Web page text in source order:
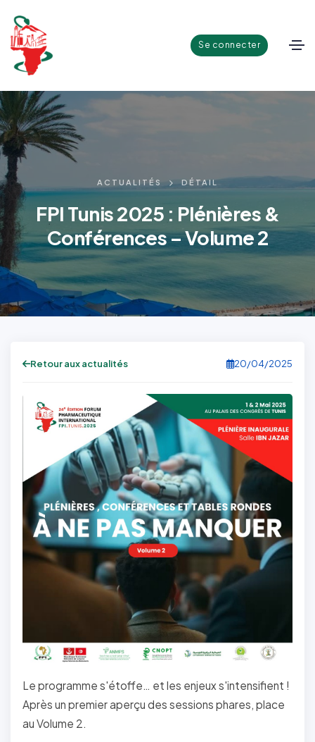
Se connecter
ACTUALITÉS DÉTAIL
FPI Tunis 2025 : Plénières &
Conférences – Volume 2
Retour aux actualités 20/04/2025
Le programme s'étoffe… et les enjeux s'intensifient !
Après un premier aperçu des sessions phares, place
au Volume 2.